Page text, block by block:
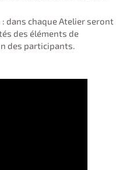
: dans chaque Atelier seront
des éléments de
des participants.